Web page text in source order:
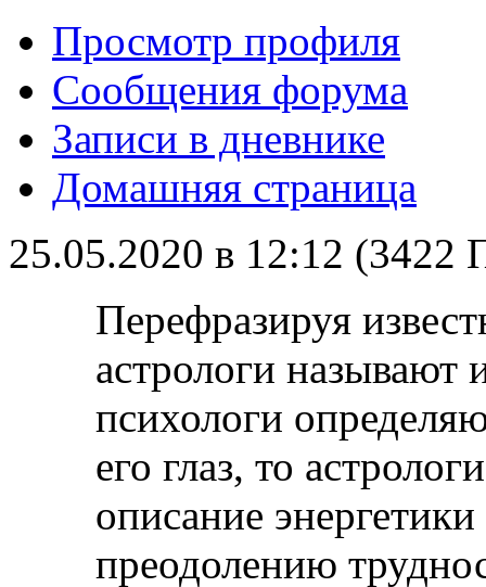
Просмотр профиля
Сообщения форума
Записи в дневнике
Домашняя страница
25.05.2020 в 12:12 (3422
Перефразируя
астрологи называют
психологи
его глаз, то
описание
преодолению